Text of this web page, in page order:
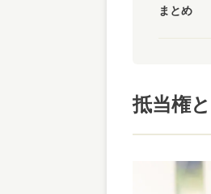
まとめ
抵当権